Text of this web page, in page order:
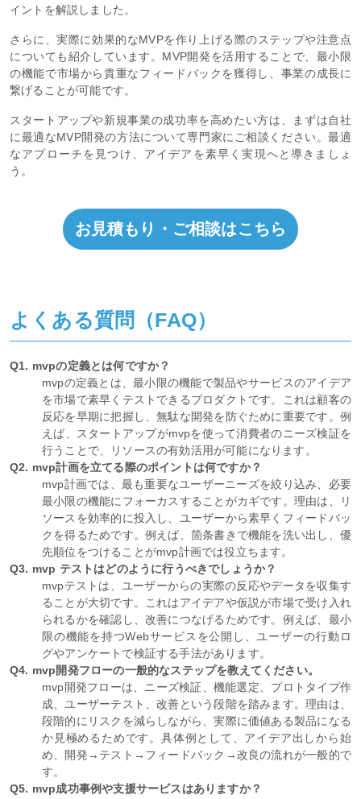
イントを解説しました。
さらに、実際に効果的なMVPを作り上げる際のステップや注意点
についても紹介しています。MVP開発を活用することで、最小限
の機能で市場から貴重なフィードバックを獲得し、事業の成長に
繋げることが可能です。
スタートアップや新規事業の成功率を高めたい方は、まずは自社
に最適なMVP開発の方法について専門家にご相談ください。最適
なアプローチを見つけ、アイデアを素早く実現へと導きましょ
う。
お見積もり・ご相談はこちら
よくある質問（FAQ）
Q1. mvpの定義とは何ですか？
mvpの定義とは、最小限の機能で製品やサービスのアイデア
を市場で素早くテストできるプロダクトです。これは顧客の
反応を早期に把握し、無駄な開発を防ぐために重要です。例
えば、スタートアップがmvpを使って消費者のニーズ検証を
行うことで、リソースの有効活用が可能になります。
Q2. mvp計画を立てる際のポイントは何ですか？
mvp計画では、最も重要なユーザーニーズを絞り込み、必要
最小限の機能にフォーカスすることがカギです。理由は、リ
ソースを効率的に投入し、ユーザーから素早くフィードバッ
クを得るためです。例えば、箇条書きで機能を洗い出し、優
先順位をつけることがmvp計画では役立ちます。
Q3. mvp テストはどのように行うべきでしょうか？
mvpテストは、ユーザーからの実際の反応やデータを収集す
ることが大切です。これはアイデアや仮説が市場で受け入れ
られるかを確認し、改善につなげるためです。例えば、最小
限の機能を持つWebサービスを公開し、ユーザーの行動ロ
グやアンケートで検証する手法があります。
Q4. mvp開発フローの一般的なステップを教えてください。
mvp開発フローは、ニーズ検証、機能選定、プロトタイプ作
成、ユーザーテスト、改善という段階を踏みます。理由は、
段階的にリスクを減らしながら、実際に価値ある製品になる
か見極めるためです。具体例として、アイデア出しから始
め、開発→テスト→フィードバック→改良の流れが一般的で
す。
Q5. mvp成功事例や支援サービスはありますか？